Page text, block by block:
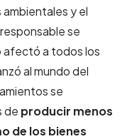
y el
se
afectó a todos los
al mundo del
se
de producir menos
de los bienes